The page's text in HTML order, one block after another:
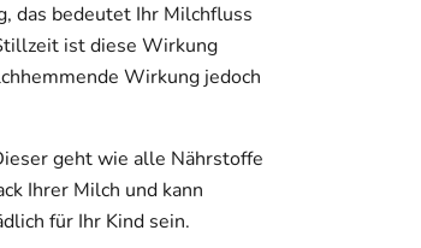
das bedeutet Ihr Milchfluss
ist diese Wirkung
Wirkung jedoch
geht wie alle Nährstoffe
Ihrer Milch und kann
für Ihr Kind sein.